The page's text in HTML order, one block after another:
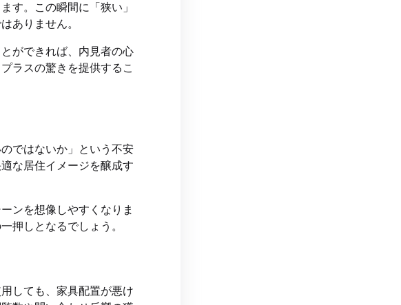
す。この瞬間に「狭い」
ありません。
ができれば、内見者の心
ラスの驚きを提供するこ
ではないか」という不安
な居住イメージを醸成す
ンを想像しやすくなりま
押しとなるでしょう。
しても、家具配置が悪け